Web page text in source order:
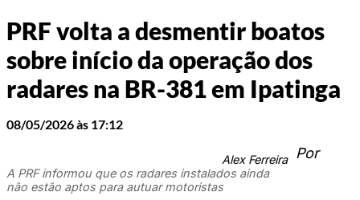
PRF volta a desmentir boatos
sobre início da operação dos
radares na BR-381 em Ipatinga
08/05/2026 às 17:12
Alex Ferreira
A PRF informou que os radares instalados ainda
não estão aptos para autuar motoristas
Por